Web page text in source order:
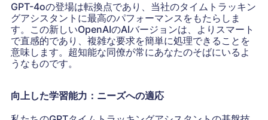
GPT-4oの登場は転換点であり、当社のタイムトラッキン
グアシスタントに最高のパフォーマンスをもたらしま
す。この新しいOpenAIのAIバージョンは、よりスマート
で直感的であり、複雑な要求を簡単に処理できることを
意味します。超知能な同僚が常にあなたのそばにいるよ
うなものです。
向上した学習能力：ニーズへの適応